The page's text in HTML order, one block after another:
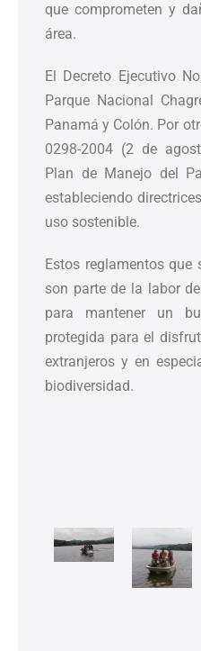
que comprometen y
área.
El Decreto Ejecutivo
Parque Nacional
Panamá y Colón. Por
0298-2004 (2 de
Plan de Manejo del
estableciendo
uso sostenible.
Estos reglamentos
son parte de la labor
para mantener un
protegida para el
extranjeros y en
biodiversidad.